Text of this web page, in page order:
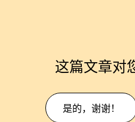
这篇文章对
是的，谢谢！